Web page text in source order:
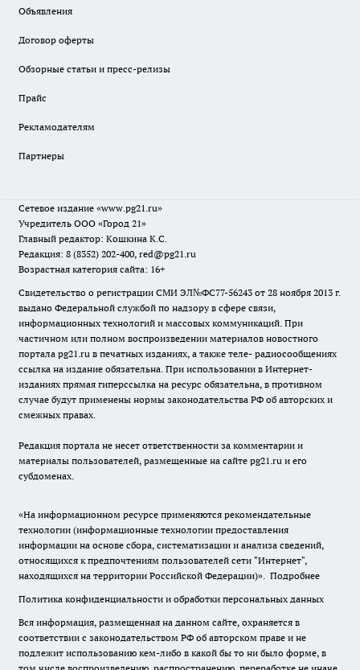
Объявления
Договор оферты
Обзорные статьи и пресс-релизы
Прайс
Рекламодателям
Партнеры
Сетевое издание «www.pg21.ru»
Учредитель ООО «Город 21»
Главный редактор: Кошкина К.С.
Редакция: 8 (8352) 202-400, red@pg21.ru
Возрастная категория сайта: 16+
Свидетельство о регистрации СМИ ЭЛ№ФС77-56243 от 28 ноября 2013 г.
выдано Федеральной службой по надзору в сфере связи,
информационных технологий и массовых коммуникаций. При
частичном или полном воспроизведении материалов новостного
портала pg21.ru в печатных изданиях, а также теле- радиосообщениях
ссылка на издание обязательна. При использовании в Интернет-
изданиях прямая гиперссылка на ресурс обязательна, в противном
случае будут применены нормы законодательства РФ об авторских и
смежных правах.
Редакция портала не несет ответственности за комментарии и
материалы пользователей, размещенные на сайте pg21.ru и его
субдоменах.
«На информационном ресурсе применяются рекомендательные
технологии (информационные технологии предоставления
информации на основе сбора, систематизации и анализа сведений,
относящихся к предпочтениям пользователей сети "Интернет",
находящихся на территории Российской Федерации)». Подробнее
Политика конфиденциальности и обработки персональных данных
Вся информация, размещенная на данном сайте, охраняется в
соответствии с законодательством РФ об авторском праве и не
подлежит использованию кем-либо в какой бы то ни было форме, в